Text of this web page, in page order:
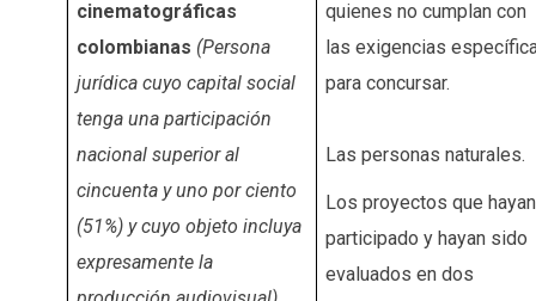
cinematográficas
colombianas (Persona
jurídica cuyo capital social
tenga una participación
nacional superior al
cincuenta y uno por ciento
(51%) y cuyo objeto incluya
expresamente la
quienes no cumplan con
las exigencias
para concursar.
Las personas naturales.
Los proyectos que hayan
participado y hayan sido
evaluados en dos